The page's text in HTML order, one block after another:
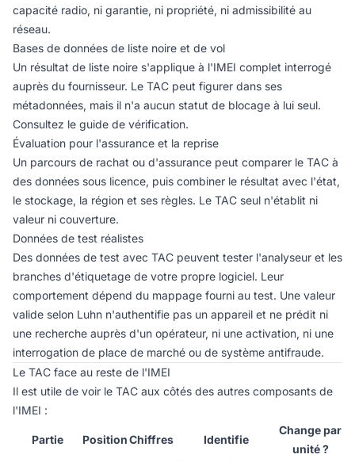
capacité radio, ni garantie, ni propriété, ni admissibilité au
réseau.
Bases de données de liste noire et de vol
Un résultat de liste noire s'applique à l'IMEI complet interrogé
auprès du fournisseur. Le TAC peut figurer dans ses
métadonnées, mais il n'a aucun statut de blocage à lui seul.
Consultez le guide de vérification.
Évaluation pour l'assurance et la reprise
Un parcours de rachat ou d'assurance peut comparer le TAC à
des données sous licence, puis combiner le résultat avec l'état,
le stockage, la région et ses règles. Le TAC seul n'établit ni
valeur ni couverture.
Données de test réalistes
Des données de test avec TAC peuvent tester l'analyseur et les
branches d'étiquetage de votre propre logiciel. Leur
comportement dépend du mappage fourni au test. Une valeur
valide selon Luhn n'authentifie pas un appareil et ne prédit ni
une recherche auprès d'un opérateur, ni une activation, ni une
interrogation de place de marché ou de système antifraude.
Le TAC face au reste de l'IMEI
Il est utile de voir le TAC aux côtés des autres composants de
l'IMEI :
Partie PositionChiffres Identifie
Change par
unité ?